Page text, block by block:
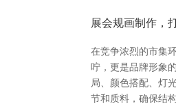
展会规画制作，
在竞争浓烈的市集
咛，更是品牌形象
局、颜色搭配、灯
节和质料，确保结